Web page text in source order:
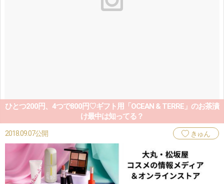
ひとつ200円、4つで800円♡ギフト用「OCEAN & TERRE」のお茶漬
け最中は知ってる？
2018.09.07公開 きゅん